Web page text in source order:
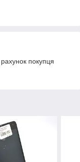
покупця